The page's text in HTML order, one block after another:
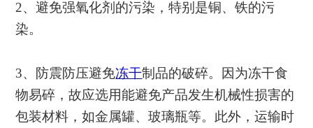
2、避免强氧化剂的污染，特别是铜、铁的污
染。
3、防震防压避免冻干制品的破碎。因为冻干食
物易碎，故应选用能避免产品发生机械性损害的
包装材料，如金属罐、玻璃瓶等。此外，运输时